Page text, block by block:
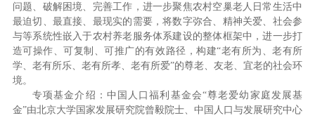
问题、破解困境、完善工作，进一步聚焦农村空巢老人日常生活中
最迫切、最直接、最现实的需要，将数字弥合、精神关爱、社会参
与等系统性嵌入于农村养老服务体系建设的整体框架中，进一步打
造可操作、可复制、可推广的有效路径，构建“老有所为、老有所
学、老有所乐、老有所孝、老有所爱”的尊老、友老、宜老的社会环
境。
专项基金介绍：中国人口福利基金会“尊老爱幼家庭发展基
金”由北京大学国家发展研究院曾毅院士、中国人口与发展研究中心